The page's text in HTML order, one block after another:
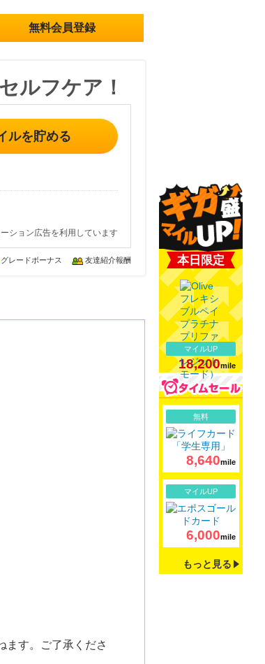
無料会員登録
ルフケア！
ルを貯める
ション広告を利用しています
グレードボーナス 友達紹介報酬
ます。ご了承くださ
本日限定
マイルUP
18,200mile
無料
8,640mile
マイルUP
6,000mile
もっと見る